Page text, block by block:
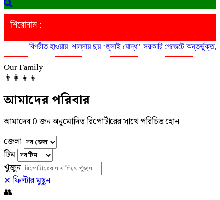
শিরোনাম :
বিপরীত হাওয়ায় শাল্লায় ছয় ‘জুলাই যোদ্ধা’ সরকারি গেজেটে অন্তর্ভুক্ত,
Our Family
👨‍👩‍👧‍👦
আমাদের পরিবার
আমাদের 0 জন অনুমোদিত রিপোর্টারের সাথে পরিচিত হোন
জেলা
টিম
খুঁজুন
✕ ফিল্টার মুছুন
👥